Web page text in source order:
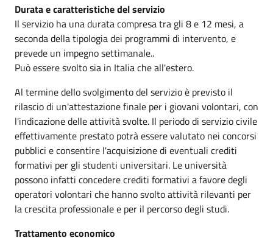
Durata e caratteristiche del servizio
Il servizio ha una durata compresa tra gli 8 e 12 mesi, a
seconda della tipologia dei programmi di intervento, e
prevede un impegno settimanale..
Può essere svolto sia in Italia che all'estero.
Al termine dello svolgimento del servizio è previsto il
rilascio di un'attestazione finale per i giovani volontari, con
l'indicazione delle attività svolte. Il periodo di servizio civile
effettivamente prestato potrà essere valutato nei concorsi
pubblici e consentire l'acquisizione di eventuali crediti
formativi per gli studenti universitari. Le università
possono infatti concedere crediti formativi a favore degli
operatori volontari che hanno svolto attività rilevanti per
la crescita professionale e per il percorso degli studi.
Trattamento economico